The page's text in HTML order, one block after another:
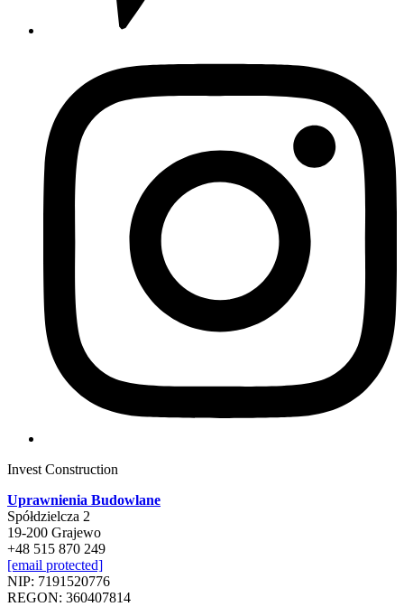
Invest Construction
Uprawnienia Budowlane
Spółdzielcza 2
19-200 Grajewo
+48 515 870 249
[email protected]
NIP: 7191520776
REGON: 360407814